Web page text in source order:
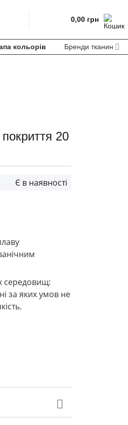
0,00 грн
кольорів Бренди тканин
20
Є в наявності
середовищ:
за яких умов не